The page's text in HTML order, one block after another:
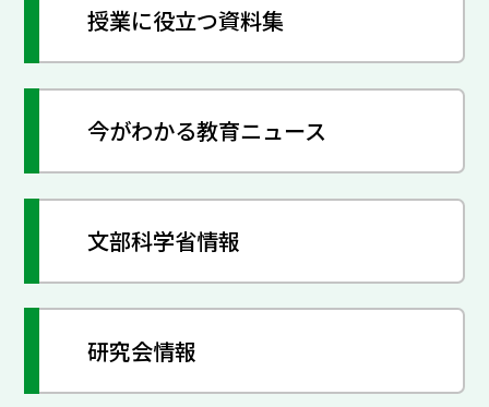
授業に役立つ資料集
今がわかる教育ニュース
文部科学省情報
研究会情報